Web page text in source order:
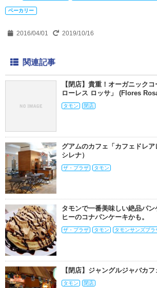
ベーカリー
2016/04/01 2019/10/16
関連記事
【閉店】貴重！オーガニック
ローレス ロッサ」 (Flores
タモン 閉店
グアムのカフェ「カフェドレ
シレナ）
ザ・プラザ タモン
タモンで一番美味しい絶品パ
ヒーのコナパンケーキかも。
ザ・プラザ タモン タモンサンズプラ
【閉店】ジャングルジャバカ
タモン 閉店